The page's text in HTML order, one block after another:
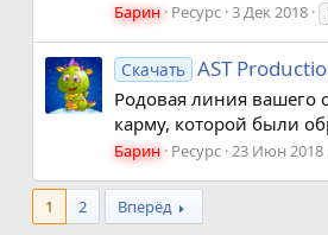
Барин Ресурс 3 Дек 2018
Скачать AST
Родовая линия вашего
карму, которой были
Барин Ресурс 23 Июн 2018
1 2
Вперёд